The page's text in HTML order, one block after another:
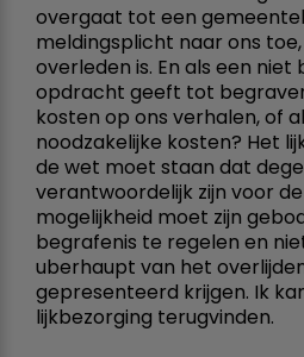
overgaat tot een
meldingsplicht naar ons
overleden is. En als een
opdracht geeft tot
kosten op ons verhalen, of
noodzakelijke kosten? Het
de wet moet staan dat
verantwoordelijk zijn voor
mogelijkheid moet zijn
begrafenis te regelen en
uberhaupt van het
gepresenteerd krijgen. Ik
lijkbezorging terugvinden.